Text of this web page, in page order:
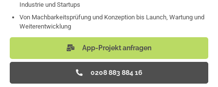
Industrie und Startups
Von Machbarkeitsprüfung und Konzeption bis Launch, Wartung und
Weiterentwicklung
App-Projekt anfragen
0208 883 884 16